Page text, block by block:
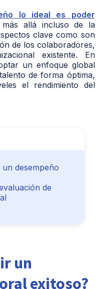
lo ideal es poder
allá incluso de la
clave como son
de los colaboradores,
existente. En
un enfoque global
de forma óptima,
el rendimiento del
desempeño
de
un
exitoso?